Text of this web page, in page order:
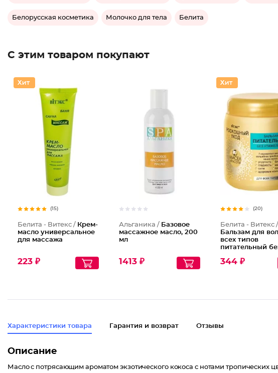
Белорусская косметика Молочко для тела Белита
С этим товаром покупают
(15)
Белита - Витекс / Крем-
масло универсальное
для массажа
223 ₽
Альганика / Базовое
массажное масло, 200
мл
1413 ₽
(20)
Белита - Витекс /
Бальзам для
всех типов
питательный
красоты
344 ₽
Характеристики товара Гарантия и возврат Отзывы
Описание
Масло с потрясающим ароматом экзотического кокоса с нотами тропических